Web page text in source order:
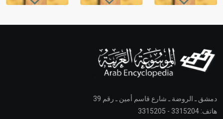
دمشق ـ الروضة ـ شارع قاسم أمين ـ رقم 39
هاتف: 3315204 - 3315205